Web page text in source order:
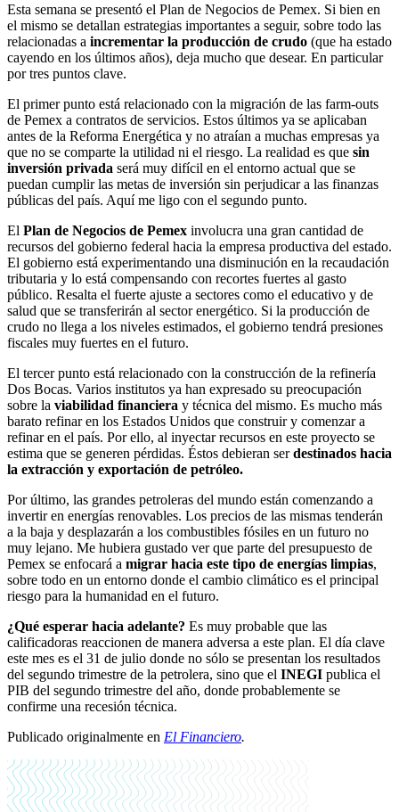
Esta semana se presentó el Plan de Negocios de Pemex. Si bien en
el mismo se detallan estrategias importantes a seguir, sobre todo las
relacionadas a incrementar la producción de crudo (que ha estado
cayendo en los últimos años), deja mucho que desear. En particular
por tres puntos clave.
El primer punto está relacionado con la migración de las farm-outs
de Pemex a contratos de servicios. Estos últimos ya se aplicaban
antes de la Reforma Energética y no atraían a muchas empresas ya
que no se comparte la utilidad ni el riesgo. La realidad es que sin
inversión privada será muy difícil en el entorno actual que se
puedan cumplir las metas de inversión sin perjudicar a las finanzas
públicas del país. Aquí me ligo con el segundo punto.
El Plan de Negocios de Pemex involucra una gran cantidad de
recursos del gobierno federal hacia la empresa productiva del estado.
El gobierno está experimentando una disminución en la recaudación
tributaria y lo está compensando con recortes fuertes al gasto
público. Resalta el fuerte ajuste a sectores como el educativo y de
salud que se transferirán al sector energético. Si la producción de
crudo no llega a los niveles estimados, el gobierno tendrá presiones
fiscales muy fuertes en el futuro.
El tercer punto está relacionado con la construcción de la refinería
Dos Bocas. Varios institutos ya han expresado su preocupación
sobre la viabilidad financiera y técnica del mismo. Es mucho más
barato refinar en los Estados Unidos que construir y comenzar a
refinar en el país. Por ello, al inyectar recursos en este proyecto se
estima que se generen pérdidas. Éstos debieran serdestinados hacia
la extracción y exportación de petróleo.
Por último, las grandes petroleras del mundo están comenzando a
invertir en energías renovables. Los precios de las mismas tenderán
a la baja y desplazarán a los combustibles fósiles en un futuro no
muy lejano. Me hubiera gustado ver que parte del presupuesto de
Pemex se enfocará a migrar hacia este tipo de energías limpias,
sobre todo en un entorno donde el cambio climático es el principal
riesgo para la humanidad en el futuro.
¿Qué esperar hacia adelante? Es muy probable que las
calificadoras reaccionen de manera adversa a este plan. El día clave
este mes es el 31 de julio donde no sólo se presentan los resultados
del segundo trimestre de la petrolera, sino que el INEGI publica el
PIB del segundo trimestre del año, donde probablemente se
confirme una recesión técnica.
Publicado originalmente en El Financiero.